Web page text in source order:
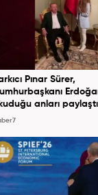
Pınar Sürer,
anları paylaştı